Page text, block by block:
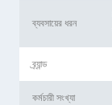
ব্যবসায়ের ধরন
ব্র্যান্ড
কর্মচারী সংখ্যা